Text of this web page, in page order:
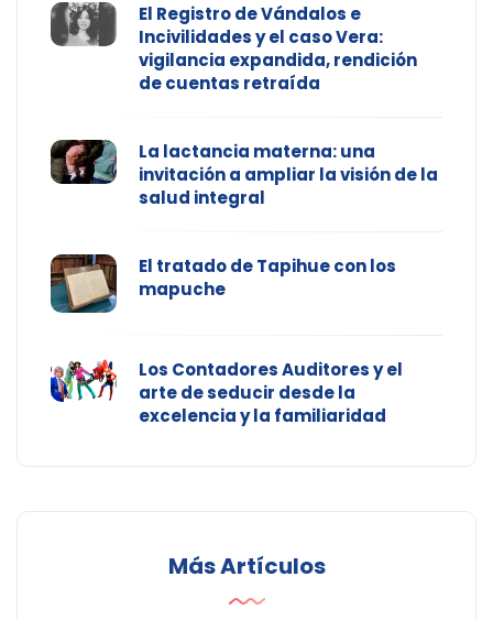
El Registro de Vándalos e
Incivilidades y el caso Vera:
vigilancia expandida, rendición
de cuentas retraída
La lactancia materna: una
invitación a ampliar la visión de la
salud integral
El tratado de Tapihue con los
mapuche
Los Contadores Auditores y el
arte de seducir desde la
excelencia y la familiaridad
Más Artículos